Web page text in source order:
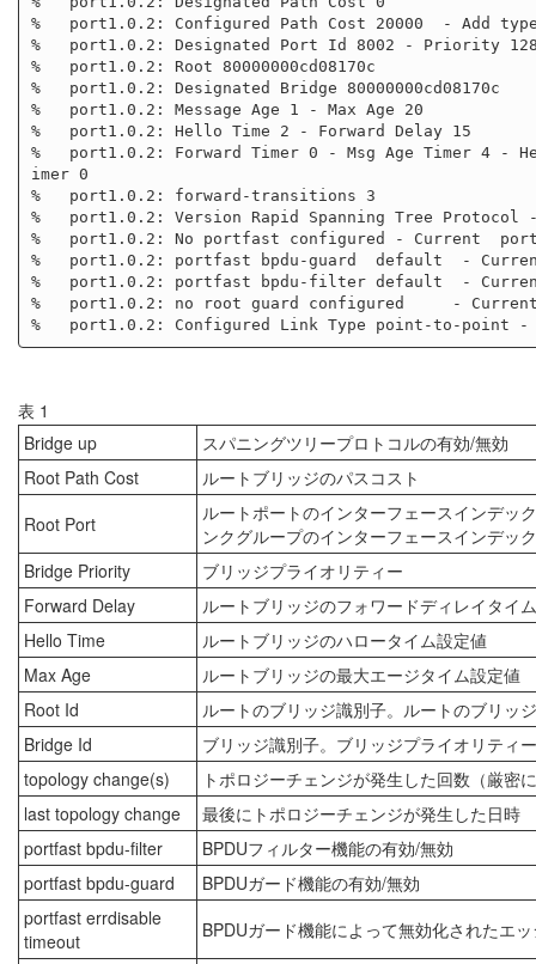
%   port1.0.2: Configured Path Cost 20000  - Add
%   port1.0.2: Designated Port Id 8002 - Priority
%   port1.0.2: Root 80000000cd08170c
%   port1.0.2: Designated Bridge 80000000cd08170c
%   port1.0.2: Message Age 1 - Max Age 20
%   port1.0.2: Hello Time 2 - Forward Delay 15
%   port1.0.2: Forward Timer 0 - Msg Age Timer 4 -
imer 0
%   port1.0.2: forward-transitions 3
%   port1.0.2: Version Rapid Spanning Tree Protocol -
%   port1.0.2: No portfast configured - Current
%   port1.0.2: portfast bpdu-guard  default  -
%   port1.0.2: portfast bpdu-filter default  -
%   port1.0.2: no root guard configured     -
表 1
Bridge up
スパニングツリープロトコルの有効/無効
Root Path Cost
ルートブリッジのパスコスト
Root Port
ルートポートのインターフェースインデッ
ンクグループのインターフェースインデッ
Bridge Priority
ブリッジプライオリティー
Forward Delay
ルートブリッジのフォワードディレイタイ
Hello Time
ルートブリッジのハロータイム設定値
Max Age
ルートブリッジの最大エージタイム設定値
Root Id
ルートのブリッジ識別子。ルートのブリッ
Bridge Id
ブリッジ識別子。ブリッジプライオリティ
topology change(s)
トポロジーチェンジが発生した回数（厳密
last topology change
最後にトポロジーチェンジが発生した日時
portfast bpdu-filter
BPDUフィルター機能の有効/無効
portfast bpdu-guard
BPDUガード機能の有効/無効
portfast errdisable
timeout
BPDUガード機能によって無効化されたエ